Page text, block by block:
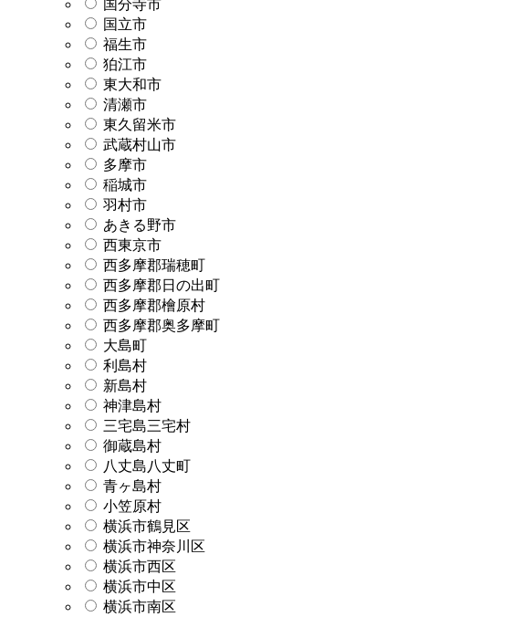
国分寺市
国立市
福生市
狛江市
東大和市
清瀬市
東久留米市
武蔵村山市
多摩市
稲城市
羽村市
あきる野市
西東京市
西多摩郡瑞穂町
西多摩郡日の出町
西多摩郡檜原村
西多摩郡奥多摩町
大島町
利島村
新島村
神津島村
三宅島三宅村
御蔵島村
八丈島八丈町
青ヶ島村
小笠原村
横浜市鶴見区
横浜市神奈川区
横浜市西区
横浜市中区
横浜市南区